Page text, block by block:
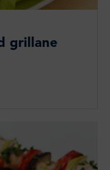
grillane